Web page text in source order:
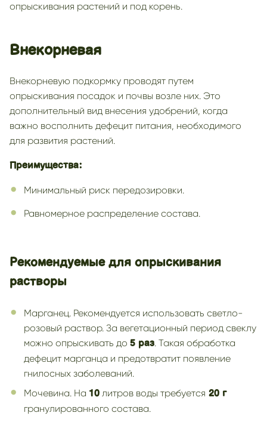
опрыскивания растений и под корень.
Внекорневая
Внекорневую подкормку проводят путем
опрыскивания посадок и почвы возле них. Это
дополнительный вид внесения удобрений, когда
важно восполнить дефецит питания, необходимого
для развития растений.
Преимущества:
Минимальный риск передозировки.
Равномерное распределение состава.
Рекомендуемые для опрыскивания
растворы
Марганец. Рекомендуется использовать светло-
розовый раствор. За вегетационный период свеклу
можно опрыскивать до 5 раз. Такая обработка
дефецит марганца и предотвратит появление
гнилосных заболеваний.
Мочевина. На 10 литров воды требуется 20 г
гранулированного состава.